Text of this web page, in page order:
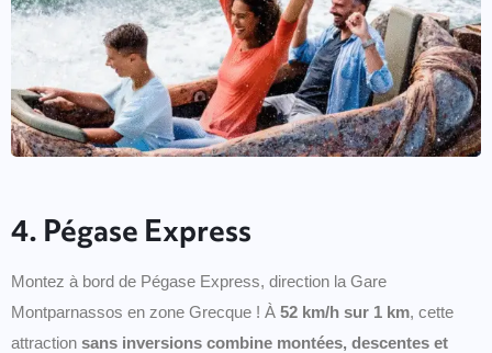
4. Pégase Express
Montez à bord de Pégase Express, direction la Gare
Montparnassos en zone Grecque ! À 52 km/h sur 1 km, cette
attraction sans inversions combine montées, descentes et